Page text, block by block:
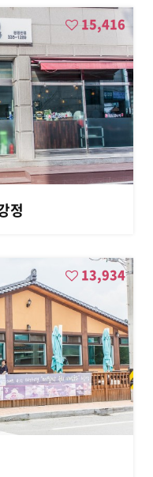
15,416
정
13,934